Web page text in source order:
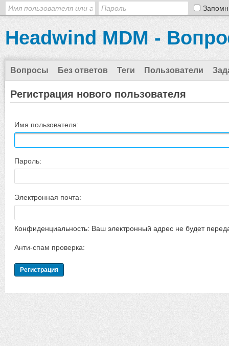
Headwind MDM -
Вопросы Без ответов Теги Пользователи
Регистрация нового пользователя
Имя пользователя:
Пароль:
Электронная почта:
Конфиденциальность: Ваш электронный адрес не будет
Анти-спам проверка: